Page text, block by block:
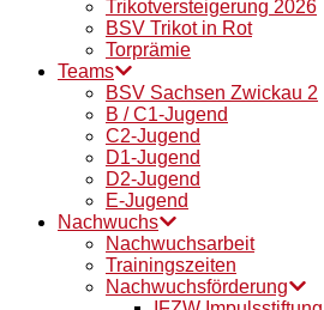
Trikotversteigerung 2026
BSV Trikot in Rot
Torprämie
Teams
BSV Sachsen Zwickau 2
B / C1-Jugend
C2-Jugend
D1-Jugend
D2-Jugend
E-Jugend
Nachwuchs
Nachwuchsarbeit
Trainingszeiten
Nachwuchsförderung